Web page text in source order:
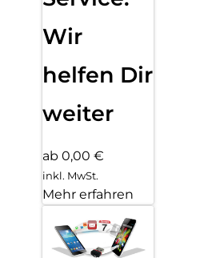
Wir
helfen Dir
weiter
ab 0,00 €
inkl. MwSt.
Mehr erfahren